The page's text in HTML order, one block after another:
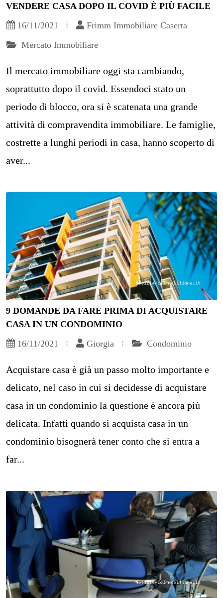
VENDERE CASA DOPO IL COVID È PIÙ FACILE
16/11/2021
Frimm Immobiliare Caserta
Mercato Immobiliare
Il mercato immobiliare oggi sta cambiando,
soprattutto dopo il covid. Essendoci stato un
periodo di blocco, ora si è scatenata una grande
attività di compravendita immobiliare. Le famiglie,
costrette a lunghi periodi in casa, hanno scoperto di
aver...
9 DOMANDE DA FARE PRIMA DI ACQUISTARE
CASA IN UN CONDOMINIO
16/11/2021
Giorgia Condominio
Acquistare casa è già un passo molto importante e
delicato, nel caso in cui si decidesse di acquistare
casa in un condominio la questione è ancora più
delicata. Infatti quando si acquista casa in un
condominio bisognerà tener conto che si entra a
far...